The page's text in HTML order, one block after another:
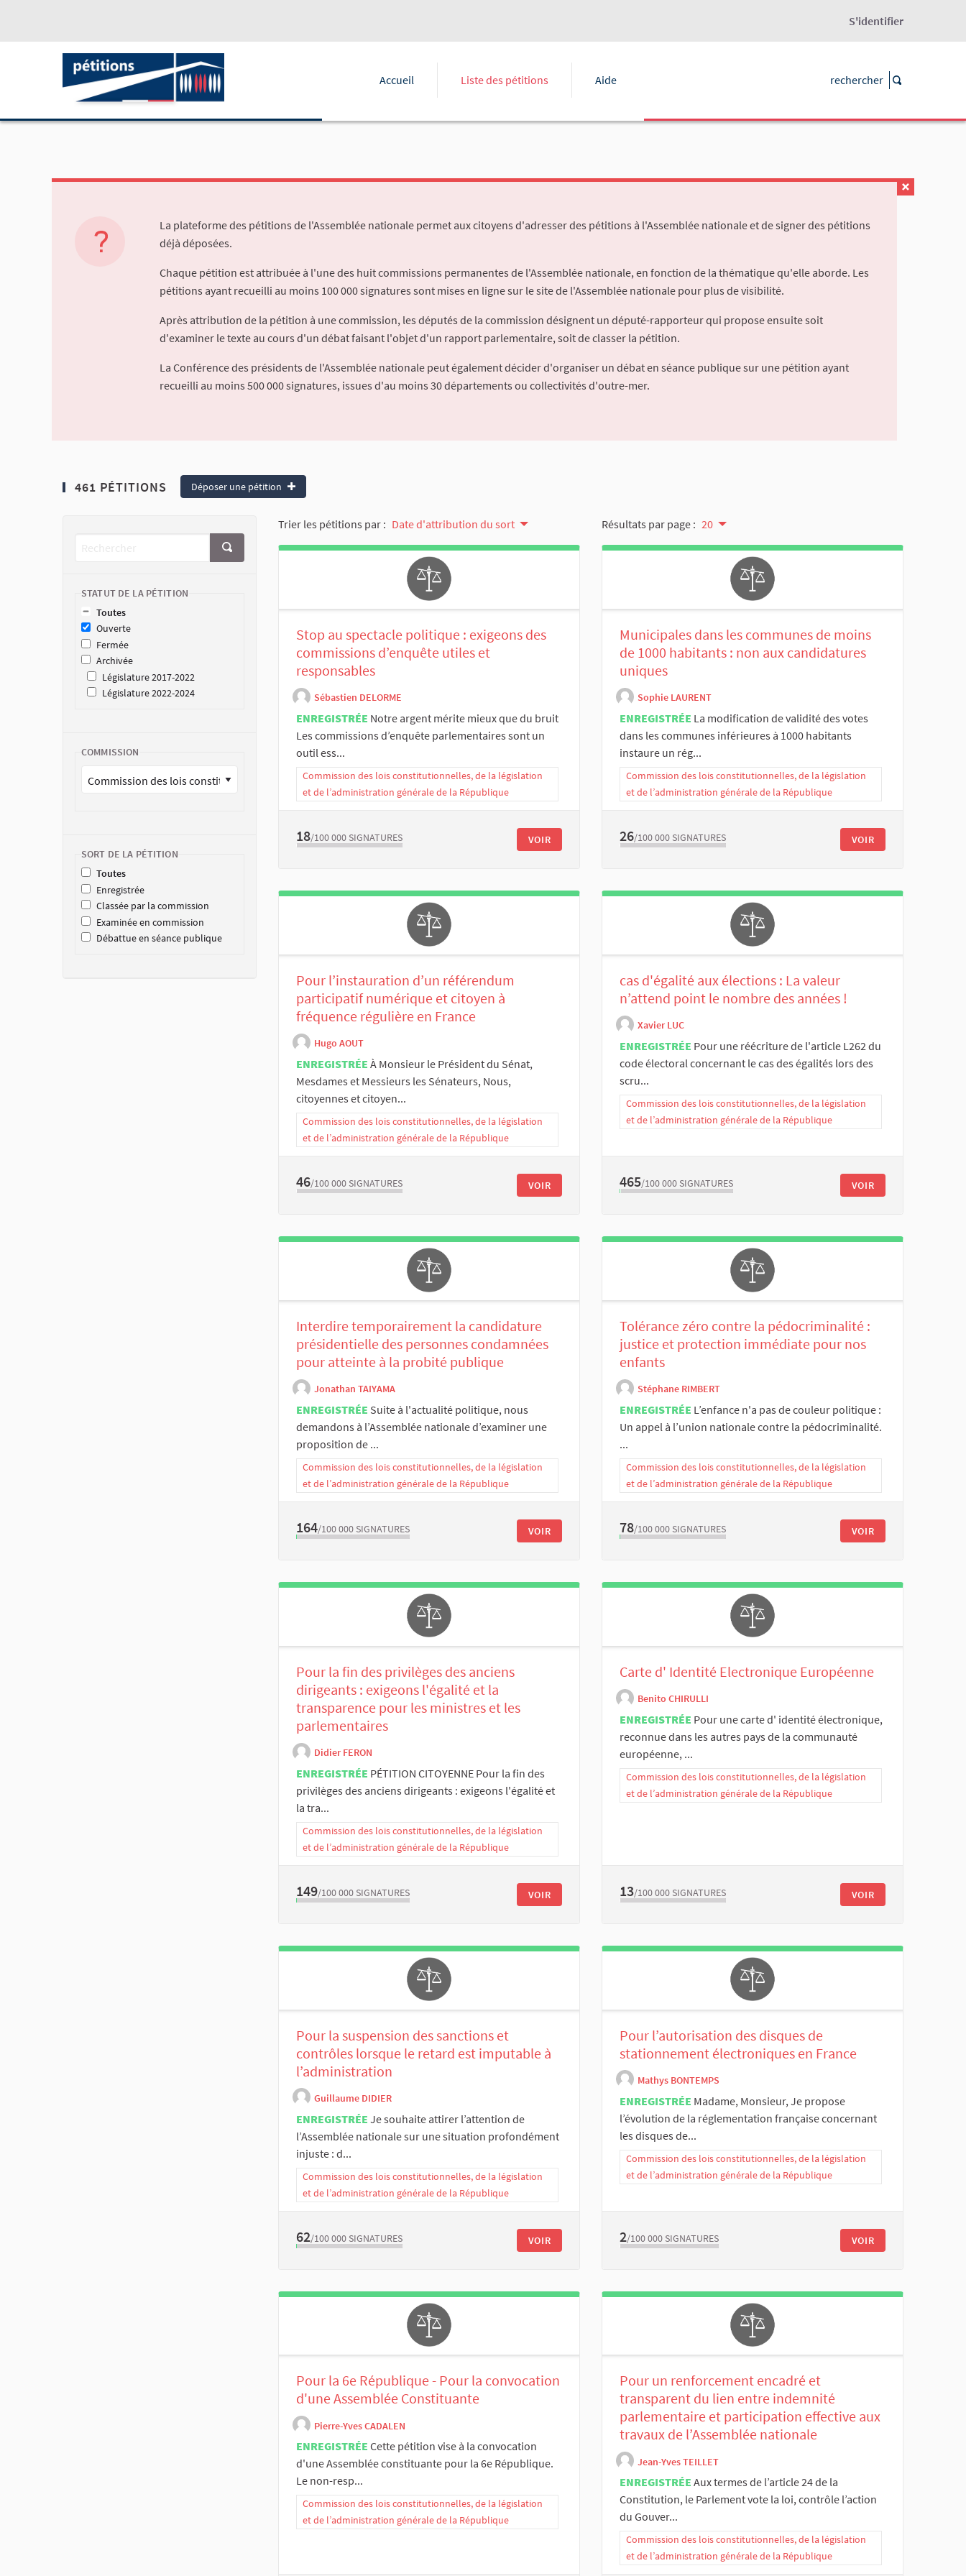
S'identifier
Accueil Liste des pétitions Aide
La plateforme des pétitions de l'Assemblée nationale permet aux citoyens d'adresser des pétitions à l'Assemblée nationale et de signer des pétitions
déjà déposées.
Chaque pétition est attribuée à l'une des huit commissions permanentes de l'Assemblée nationale, en fonction de la thématique qu'elle aborde. Les
pétitions ayant recueilli au moins 100 000 signatures sont mises en ligne sur le site de l'Assemblée nationale pour plus de visibilité.
Après attribution de la pétition à une commission, les députés de la commission désignent un député-rapporteur qui propose ensuite soit
d'examiner le texte au cours d'un débat faisant l'objet d'un rapport parlementaire, soit de classer la pétition.
La Conférence des présidents de l'Assemblée nationale peut également décider d'organiser un débat en séance publique sur une pétition ayant
recueilli au moins 500 000 signatures, issues d'au moins 30 départements ou collectivités d'outre-mer.
461 PÉTITIONS Déposer une pétition
STATUT DE LA PÉTITION
Toutes
Ouverte
Fermée
Archivée
Législature 2017-2022
Législature 2022-2024
COMMISSION
SORT DE LA PÉTITION
Toutes
Enregistrée
Classée par la commission
Examinée en commission
Débattue en séance publique
Trier les pétitions par : Date d'attribution du sort Résultats par page : 20
Stop au spectacle politique : exigeons des
commissions d’enquête utiles et
responsables
Sébastien DELORME
ENREGISTRÉE Notre argent mérite mieux que du bruit
Les commissions d’enquête parlementaires sont un
outil ess...
Commission des lois constitutionnelles, de la législation
et de l’administration générale de la République
18/100 000 SIGNATURES VOIR
Municipales dans les communes de moins
de 1000 habitants : non aux candidatures
uniques
Sophie LAURENT
ENREGISTRÉE La modification de validité des votes
dans les communes inférieures à 1000 habitants
instaure un rég...
Commission des lois constitutionnelles, de la législation
et de l’administration générale de la République
26/100 000 SIGNATURES VOIR
Pour l’instauration d’un référendum
participatif numérique et citoyen à
fréquence régulière en France
Hugo AOUT
ENREGISTRÉE À Monsieur le Président du Sénat,
Mesdames et Messieurs les Sénateurs, Nous,
citoyennes et citoyen...
Commission des lois constitutionnelles, de la législation
et de l’administration générale de la République
46/100 000 SIGNATURES VOIR
cas d'égalité aux élections : La valeur
n’attend point le nombre des années !
Xavier LUC
ENREGISTRÉE Pour une réécriture de l'article L262 du
code électoral concernant le cas des égalités lors des
scru...
Commission des lois constitutionnelles, de la législation
et de l’administration générale de la République
465/100 000 SIGNATURES VOIR
Interdire temporairement la candidature
présidentielle des personnes condamnées
pour atteinte à la probité publique
Jonathan TAIYAMA
ENREGISTRÉE Suite à l'actualité politique, nous
demandons à l’Assemblée nationale d’examiner une
proposition de ...
Commission des lois constitutionnelles, de la législation
et de l’administration générale de la République
164/100 000 SIGNATURES VOIR
Tolérance zéro contre la pédocriminalité :
justice et protection immédiate pour nos
enfants
Stéphane RIMBERT
ENREGISTRÉE L’enfance n'a pas de couleur politique :
Un appel à l’union nationale contre la pédocriminalité.
...
Commission des lois constitutionnelles, de la législation
et de l’administration générale de la République
78/100 000 SIGNATURES VOIR
Pour la fin des privilèges des anciens
dirigeants : exigeons l'égalité et la
transparence pour les ministres et les
parlementaires
Didier FERON
ENREGISTRÉE PÉTITION CITOYENNE Pour la fin des
privilèges des anciens dirigeants : exigeons l'égalité et
la tra...
Commission des lois constitutionnelles, de la législation
et de l’administration générale de la République
149/100 000 SIGNATURES VOIR
Carte d' Identité Electronique Européenne
Benito CHIRULLI
ENREGISTRÉE Pour une carte d' identité électronique,
reconnue dans les autres pays de la communauté
européenne, ...
Commission des lois constitutionnelles, de la législation
et de l’administration générale de la République
13/100 000 SIGNATURES VOIR
Pour la suspension des sanctions et
contrôles lorsque le retard est imputable à
l’administration
Guillaume DIDIER
ENREGISTRÉE Je souhaite attirer l’attention de
l’Assemblée nationale sur une situation profondément
injuste : d...
Commission des lois constitutionnelles, de la législation
et de l’administration générale de la République
62/100 000 SIGNATURES VOIR
Pour l’autorisation des disques de
stationnement électroniques en France
Mathys BONTEMPS
ENREGISTRÉE Madame, Monsieur, Je propose
l’évolution de la réglementation française concernant
les disques de...
Commission des lois constitutionnelles, de la législation
et de l’administration générale de la République
2/100 000 SIGNATURES VOIR
Pour la 6e République - Pour la convocation
d'une Assemblée Constituante
Pierre-Yves CADALEN
ENREGISTRÉE Cette pétition vise à la convocation
d'une Assemblée constituante pour la 6e République.
Le non-resp...
Commission des lois constitutionnelles, de la législation
et de l’administration générale de la République
Pour un renforcement encadré et
transparent du lien entre indemnité
parlementaire et participation effective aux
travaux de l’Assemblée nationale
Jean-Yves TEILLET
ENREGISTRÉE Aux termes de l’article 24 de la
Constitution, le Parlement vote la loi, contrôle l’action
du Gouver...
Commission des lois constitutionnelles, de la législation
et de l’administration générale de la République